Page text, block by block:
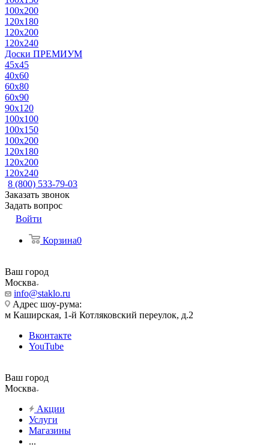
100x200
120x180
120x200
120x240
Доски ПРЕМИУМ
45x45
40x60
60x80
60x90
90x120
100x100
100x150
100x200
120x180
120x200
120x240
8 (800) 533-79-03
Заказать звонок
Задать вопрос
Войти
Корзина0
Ваш город
Москва
info@staklo.ru
Адрес шоу-рума:
м Каширская, 1-й Котляковский переулок, д.2
Вконтакте
YouTube
Ваш город
Москва
Акции
Услуги
Магазины
...